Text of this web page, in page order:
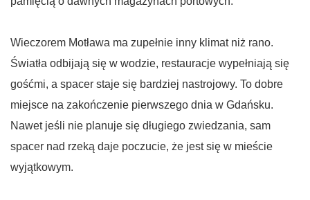
Wieczorem Motława ma zupełnie inny klimat niż rano.
Światła odbijają się w wodzie, restauracje wypełniają się
gośćmi, a spacer staje się bardziej nastrojowy. To dobre
miejsce na zakończenie pierwszego dnia w Gdańsku.
Nawet jeśli nie planuje się długiego zwiedzania, sam
spacer nad rzeką daje poczucie, że jest się w mieście
wyjątkowym.